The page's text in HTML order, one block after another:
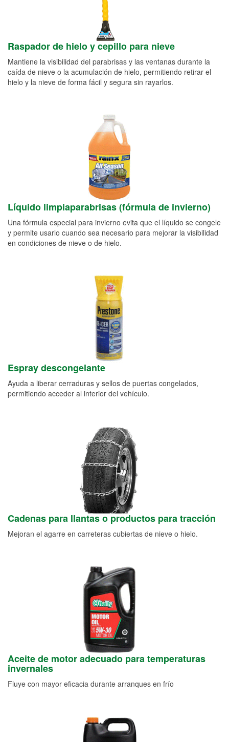
Raspador de hielo y cepillo para nieve
Mantiene la visibilidad del parabrisas y las ventanas durante la
caída de nieve o la acumulación de hielo, permitiendo retirar el
hielo y la nieve de forma fácil y segura sin rayarlos.
Líquido limpiaparabrisas (fórmula de invierno)
Una fórmula especial para invierno evita que el líquido se congele
y permite usarlo cuando sea necesario para mejorar la visibilidad
en condiciones de nieve o de hielo.
Espray descongelante
Ayuda a liberar cerraduras y sellos de puertas congelados,
permitiendo acceder al interior del vehículo.
Cadenas para llantas o productos para tracción
Mejoran el agarre en carreteras cubiertas de nieve o hielo.
Aceite de motor adecuado para temperaturas
invernales
Fluye con mayor eficacia durante arranques en frío